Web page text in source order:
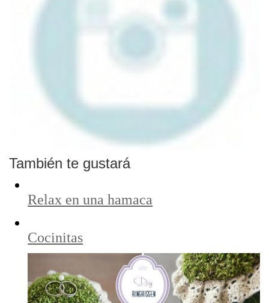
También te gustará
Relax en una hamaca
Cocinitas